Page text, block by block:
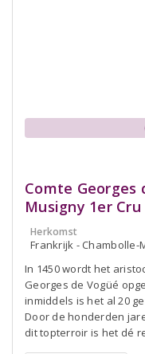
Comte Georges
Musigny 1er
Herkomst
Frankrijk - Chambolle-
In 1450 wordt het
Georges de Vogüé
inmiddels is het al 20
Door de honderden
dit topterroir is het dé